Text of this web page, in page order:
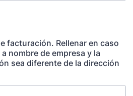
facturación. Rellenar en caso
nombre de empresa y la
sea diferente de la dirección